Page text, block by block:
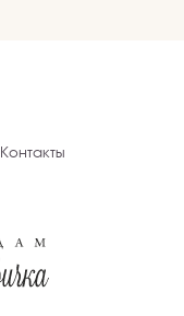
Контакты